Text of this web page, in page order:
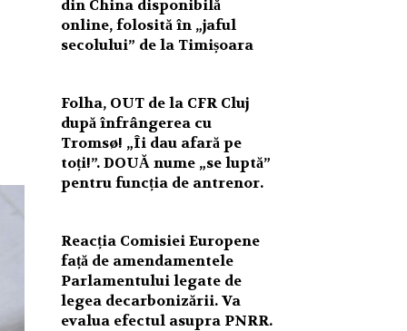
din China disponibilă
online, folosită în „jaful
secolului” de la Timișoara
Folha, OUT de la CFR Cluj
după înfrângerea cu
Tromsø! „Îi dau afară pe
toți!”. DOUĂ nume „se luptă”
pentru funcția de antrenor.
Reacția Comisiei Europene
față de amendamentele
Parlamentului legate de
legea decarbonizării. Va
evalua efectul asupra PNRR.